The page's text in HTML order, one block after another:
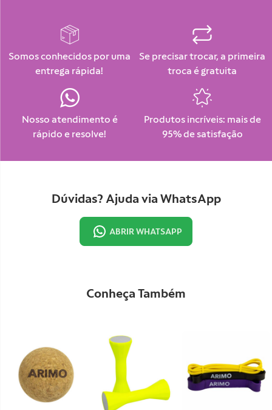
Somos conhecidos por uma
entrega rápida!
Se precisar trocar, a primeira
troca é gratuita
Nosso atendimento é
rápido e resolve!
Produtos incríveis: mais de
95% de satisfação
Dúvidas? Ajuda via WhatsApp
ABRIR WHATSAPP
Conheça Também